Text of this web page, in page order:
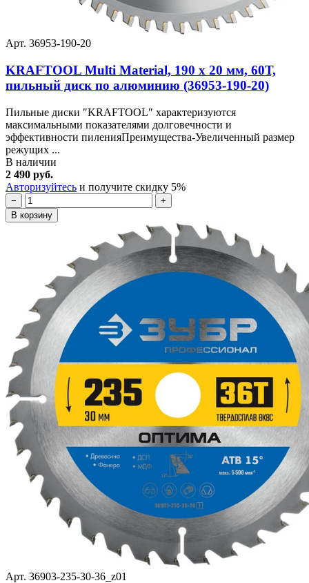
Арт. 36953-190-20
KRAFTOOL Multi Material, 190 х 20 мм, 60Т,
пильный диск по алюминию (36953-190-20)
Пильные диски ″KRAFTOOL″ характеризуются
максимальными показателями долговечности и
эффективности пиленияПреимущества-Увеличенный размер
режущих ...
В наличии
2 490 руб.
Авторизуйтесь и получите скидку 5%
−
+
В корзину
Арт. 36903-235-30-36_z01